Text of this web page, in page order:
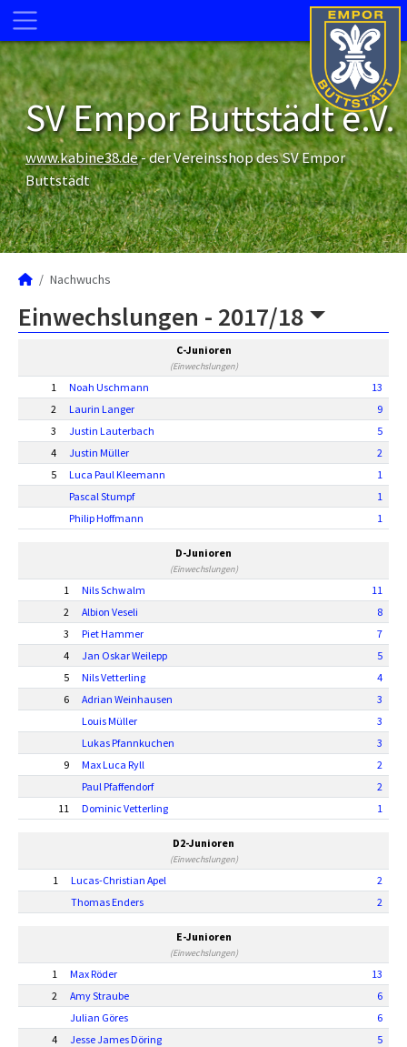
SV Empor Buttstädt e.V.
www.kabine38.de- der Vereinsshop des SV Empor
Buttstädt
Nachwuchs
Einwechslungen - 2017/18
C-Junioren
(Einwechslungen)
1 Noah Uschmann
13
2
Laurin Langer
9
3
Justin Lauterbach
5
4
Justin Müller
2
5
Luca Paul Kleemann
1
Pascal Stumpf
1
Philip Hoffmann
1
D-Junioren
(Einwechslungen)
1 Nils Schwalm
11
2
Albion Veseli
8
3
Piet Hammer
7
4
Jan Oskar Weilepp
5
5
Nils Vetterling
4
6
Adrian Weinhausen
3
Louis Müller
3
Lukas Pfannkuchen
3
9
Max Luca Ryll
2
Paul Pfaffendorf
2
11
Dominic Vetterling 1
D2-Junioren
(Einwechslungen)
1 Lucas-Christian Apel
2
Thomas Enders
2
E-Junioren
(Einwechslungen)
1 Max Röder
13
2
Amy Straube
6
Julian Göres
6
4
Jesse James Döring
5